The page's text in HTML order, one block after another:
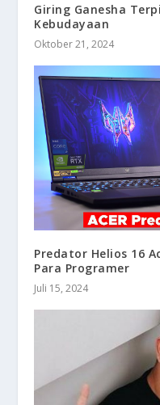
Giring Ganesha
Kebudayaan
Oktober 21, 2024
Predator Helios 16
Para Programer
Juli 15, 2024